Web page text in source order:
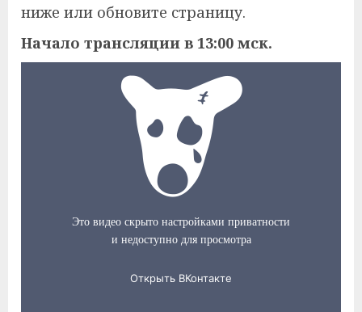
ниже или обновите страницу.
Начало трансляции в 13:00 мск.